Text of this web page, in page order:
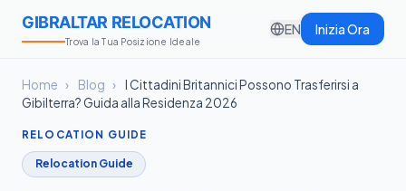
GIBRALTAR RELOCATION
Trova la Tua Posizione Ideale
EN Inizia Ora
Home › Blog › I Cittadini Britannici Possono Trasferirsi a
Gibilterra? Guida alla Residenza 2026
RELOCATION GUIDE
Relocation Guide